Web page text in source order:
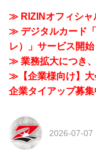
≫ RIZINオフィシャ
≫ デジタルカード
レ）」サービス開始
≫ 業務拡大につき
≫【企業様向け】大
企業タイアップ募集
2026-07-07